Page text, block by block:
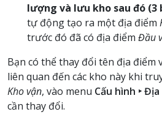
lượng và lưu kho sau đó (3
tự động tạo ra một địa điểm
trước đó đã có địa điểm Đầu
Bạn có thể thay đổi tên địa điểm
liên quan đến các kho này khi
Kho vận, vào menu Cấu hình ‣
cần thay đổi.